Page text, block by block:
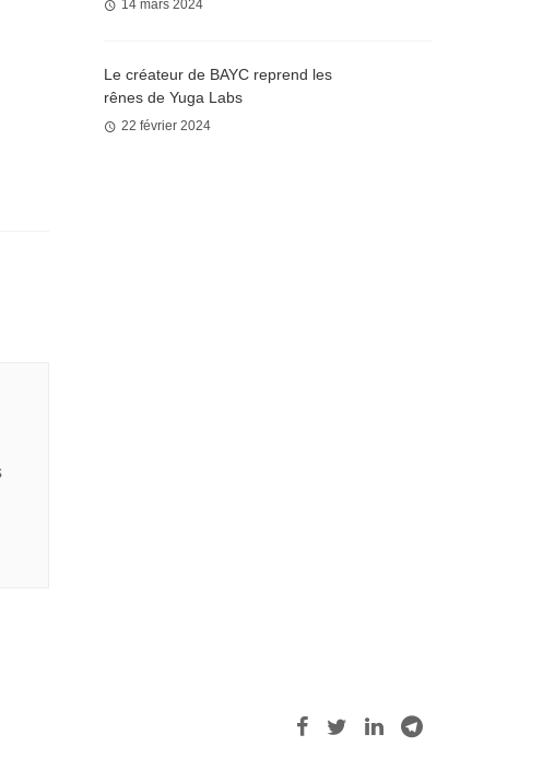
14 mars 2024
Le créateur de BAYC reprend les
rênes de Yuga Labs
22 février 2024